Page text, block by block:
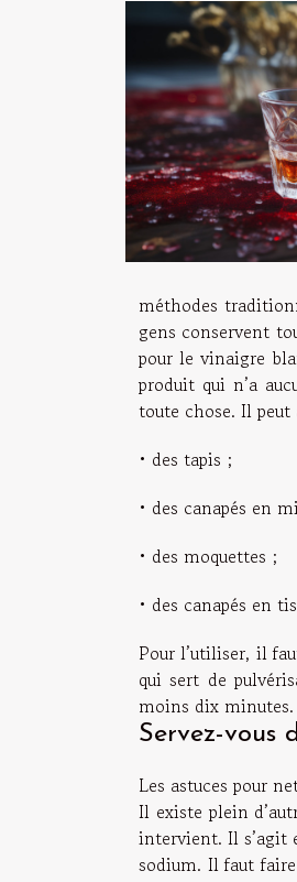
méthodes
gens conservent
pour le vinaigre
produit qui n’a
toute chose. Il
• des tapis ;
• des canapés en
• des moquettes ;
• des canapés en
Pour l’utiliser, il
qui sert de
moins dix
Servez-vous
Les astuces pour
Il existe plein
intervient. Il s’agit
sodium. Il faut